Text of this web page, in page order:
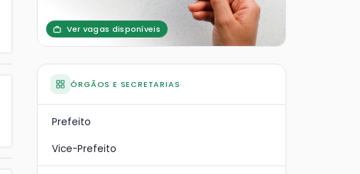
Ver vagas disponíveis
ÓRGÃOS E SECRETARIAS
Prefeito
Vice-Prefeito